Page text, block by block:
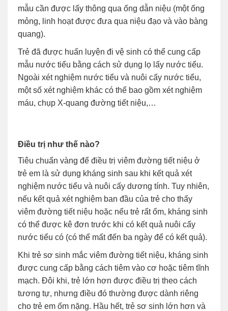
mẫu cần được lấy thông qua ống dẫn niệu (một ống
mỏng, linh hoạt được đưa qua niệu đạo và vào bàng
quang).
Trẻ đã được huấn luyện đi vệ sinh có thể cung cấp
mẫu nước tiểu bằng cách sử dụng lọ lấy nước tiểu.
Ngoài xét nghiệm nước tiểu và nuôi cấy nước tiểu,
một số xét nghiệm khác có thể bao gồm xét nghiệm
máu, chụp X-quang đường tiết niệu,…
Điều trị như thế nào?
Tiêu chuẩn vàng để điều trị viêm đường tiết niệu ở
trẻ em là sử dụng kháng sinh sau khi kết quả xét
nghiệm nước tiểu và nuôi cấy dương tính. Tuy nhiên,
nếu kết quả xét nghiệm ban đầu của trẻ cho thấy
viêm đường tiết niệu hoặc nếu trẻ rất ốm, kháng sinh
có thể được kê đơn trước khi có kết quả nuôi cấy
nước tiểu có (có thể mất đến ba ngày để có kết quả).
Khi trẻ sơ sinh mắc viêm đường tiết niệu, kháng sinh
được cung cấp bằng cách tiêm vào cơ hoặc tiêm tĩnh
mạch. Đôi khi, trẻ lớn hơn được điều trị theo cách
tương tự, nhưng điều đó thường được dành riêng
cho trẻ em ốm nặng. Hầu hết, trẻ sơ sinh lớn hơn và